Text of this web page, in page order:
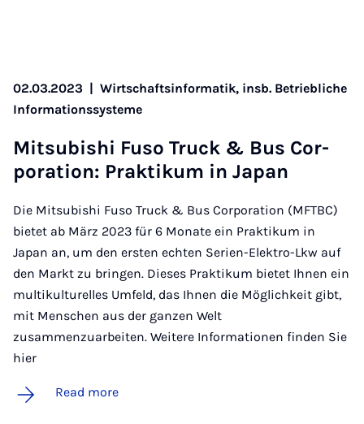
02.03.2023 | Wirtschaftsinformatik, insb. Betriebliche
Informationssysteme
Mit­subishi Fuso Truck & Bus Cor­
por­a­tion: Prak­tikum in Ja­pan
Die Mitsubishi Fuso Truck & Bus Corporation (MFTBC)
bietet ab März 2023 für 6 Monate ein Praktikum in
Japan an, um den ersten echten Serien-Elektro-Lkw auf
den Markt zu bringen. Dieses Praktikum bietet Ihnen ein
multikulturelles Umfeld, das Ihnen die Möglichkeit gibt,
mit Menschen aus der ganzen Welt
zusammenzuarbeiten. Weitere Informationen finden Sie
hier
Read more